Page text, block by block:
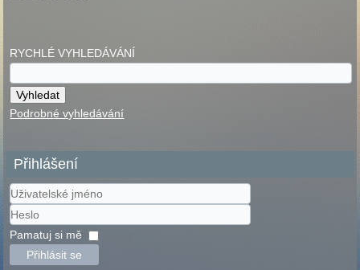
RYCHLÉ VYHLEDÁVÁNÍ
Podrobné vyhledávání
Přihlášení
Uživatelské
jméno
Heslo
Pamatuj si mě
Přihlásit se